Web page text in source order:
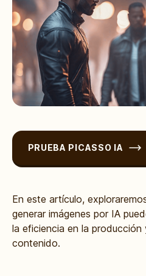
PRUEBA PICASSO IA
En este artículo,
generar imágenes por IA
la eficiencia en la
contenido.